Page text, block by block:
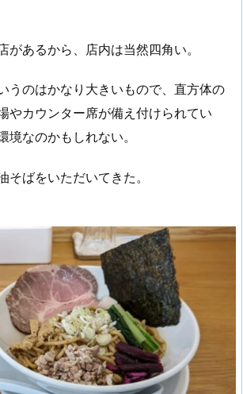
があるから、店内は当然四角い。
うのはかなり大きいもので、直方体の
やカウンター席が備え付けられてい
境なのかもしれない。
そばをいただいてきた。